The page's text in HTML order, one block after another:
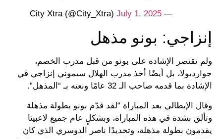
— City Xtra (@City_Xtra)
July 1, 2025
إنزاجي: بونو مذهل
ولم تقتصر الإشادة على بونو من قبل مدرب الخصم،
جوارديولا، بل أيضًا أخذ مدرب الهلال سيموني إنزاجي في
الإشادة بما قدمه صاحب الـ 32 عامًا ونعته بـ “المذهل”.
وقال الإيطالي بعد المباراة “لقد قدّم بونو بطولة مذهلة
وتألق بشدة في هذه المباراة، وبشكلٍ عام جميع لاعبينا
يقدمون بطولة مذهلة، وتحديدًا ناصر الدوسري الذي كان